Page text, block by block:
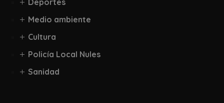
Medio ambiente
Cultura
Policía Local Nules
Sanidad